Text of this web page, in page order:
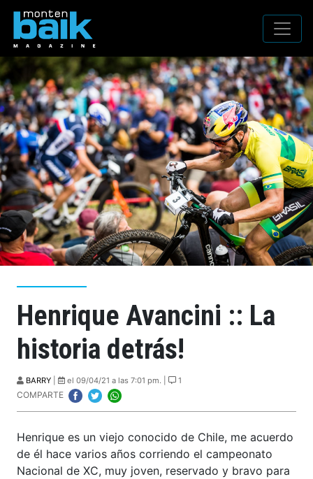
Henrique Avancini :: La
historia detrás!
BARRY el 09/04/21 a las 7:01 pm. | 1
COMPARTE
Henrique es un viejo conocido de Chile, me acuerdo
de él hace varios años corriendo el campeonato
Nacional de XC, muy joven, reservado y bravo para